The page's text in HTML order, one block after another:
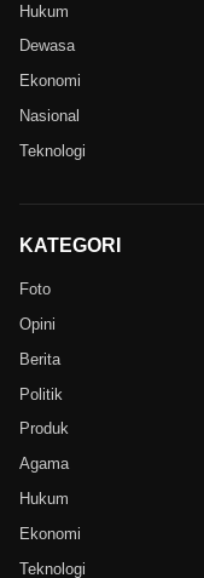
Hukum
Dewasa
Ekonomi
Nasional
Teknologi
KATEGORI
Foto
Opini
Berita
Politik
Produk
Agama
Hukum
Ekonomi
Teknologi